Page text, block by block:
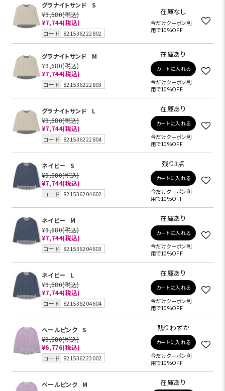
グラナイトサンド
S
¥9,680(税込)
¥7,744(税込)
コード 821536222802
在庫なし
今だけクーポン利
用で10%OFF
グラナイトサンド
M
¥9,680(税込)
¥7,744(税込)
コード 821536222803
在庫あり
カートに入れる
今だけクーポン利
用で10%OFF
グラナイトサンド
L
¥9,680(税込)
¥7,744(税込)
コード 821536222804
在庫あり
カートに入れる
今だけクーポン利
用で10%OFF
ネイビー
S
¥9,680(税込)
¥7,744(税込)
コード 821536204602
残り3点
カートに入れる
今だけクーポン利
用で10%OFF
ネイビー
M
¥9,680(税込)
¥7,744(税込)
コード 821536204603
在庫あり
カートに入れる
今だけクーポン利
用で10%OFF
ネイビー
L
¥9,680(税込)
¥7,744(税込)
コード 821536204604
在庫あり
カートに入れる
今だけクーポン利
用で10%OFF
ペールピンク
S
¥9,680(税込)
¥6,776(税込)
コード 821536223002
残りわずか
カートに入れる
今だけクーポン利
用で10%OFF
ペールピンク
M
在庫あり